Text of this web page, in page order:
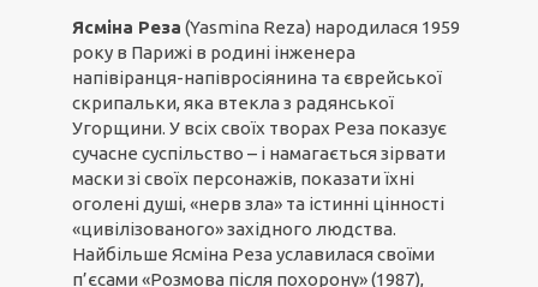
Ясміна Реза (Yasmina Reza) народилася 1959
року в Парижі в родині інженера
напівіранця-напівросіянина та єврейської
скрипальки, яка втекла з радянської
Угорщини. У всіх своїх творах Реза показує
сучасне суспільство – і намагається зірвати
маски зі своїх персонажів, показати їхні
оголені душі, «нерв зла» та істинні цінності
«цивілізованого» західного людства.
Найбільше Ясміна Реза уславилася своїми
п’єсами «Розмова після похорону» (1987),